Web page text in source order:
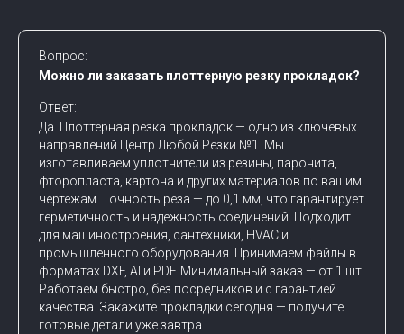
Вопрос:
Можно ли заказать плоттерную резку прокладок?
Ответ:
Да. Плоттерная резка прокладок — одно из ключевых
направлений Центр Любой Резки №1. Мы
изготавливаем уплотнители из резины, паронита,
фторопласта, картона и других материалов по вашим
чертежам. Точность реза — до 0,1 мм, что гарантирует
герметичность и надёжность соединений. Подходит
для машиностроения, сантехники, HVAC и
промышленного оборудования. Принимаем файлы в
форматах DXF, AI и PDF. Минимальный заказ — от 1 шт.
Работаем быстро, без посредников и с гарантией
качества. Закажите прокладки сегодня — получите
готовые детали уже завтра.